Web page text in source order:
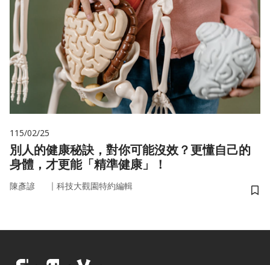
115/02/25
別人的健康秘訣，對你可能沒效？更懂自己的
身體，才更能「精準健康」！
陳彥諺 ｜ 科技大觀園特約編輯
儲